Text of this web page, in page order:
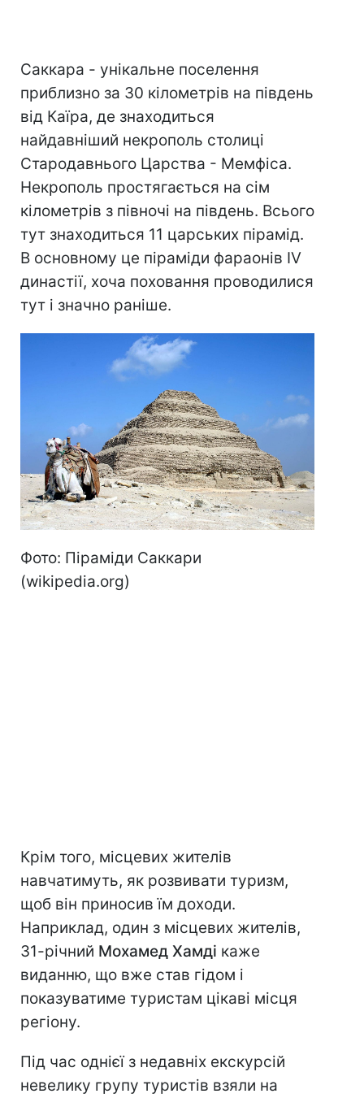
Саккара - унікальне поселення
приблизно за 30 кілометрів на південь
від Каїра, де знаходиться
найдавніший некрополь столиці
Стародавнього Царства - Мемфіса.
Некрополь простягається на сім
кілометрів з півночі на південь. Всього
тут знаходиться 11 царських пірамід.
В основному це піраміди фараонів IV
династії, хоча поховання проводилися
тут і значно раніше.
Фото: Піраміди Саккари
(wikipedia.org)
Крім того, місцевих жителів
навчатимуть, як розвивати туризм,
щоб він приносив їм доходи.
Наприклад, один з місцевих жителів,
31-річний Мохамед Хамді каже
виданню, що вже став гідом і
показуватиме туристам цікаві місця
регіону.
Під час однієї з недавніх екскурсій
невелику групу туристів взяли на